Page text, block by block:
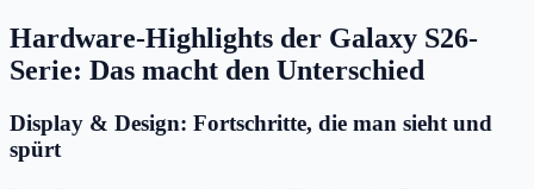
Hardware-Highlights der Galaxy S26-
Serie: Das macht den Unterschied
Display & Design: Fortschritte, die man sieht und
spürt